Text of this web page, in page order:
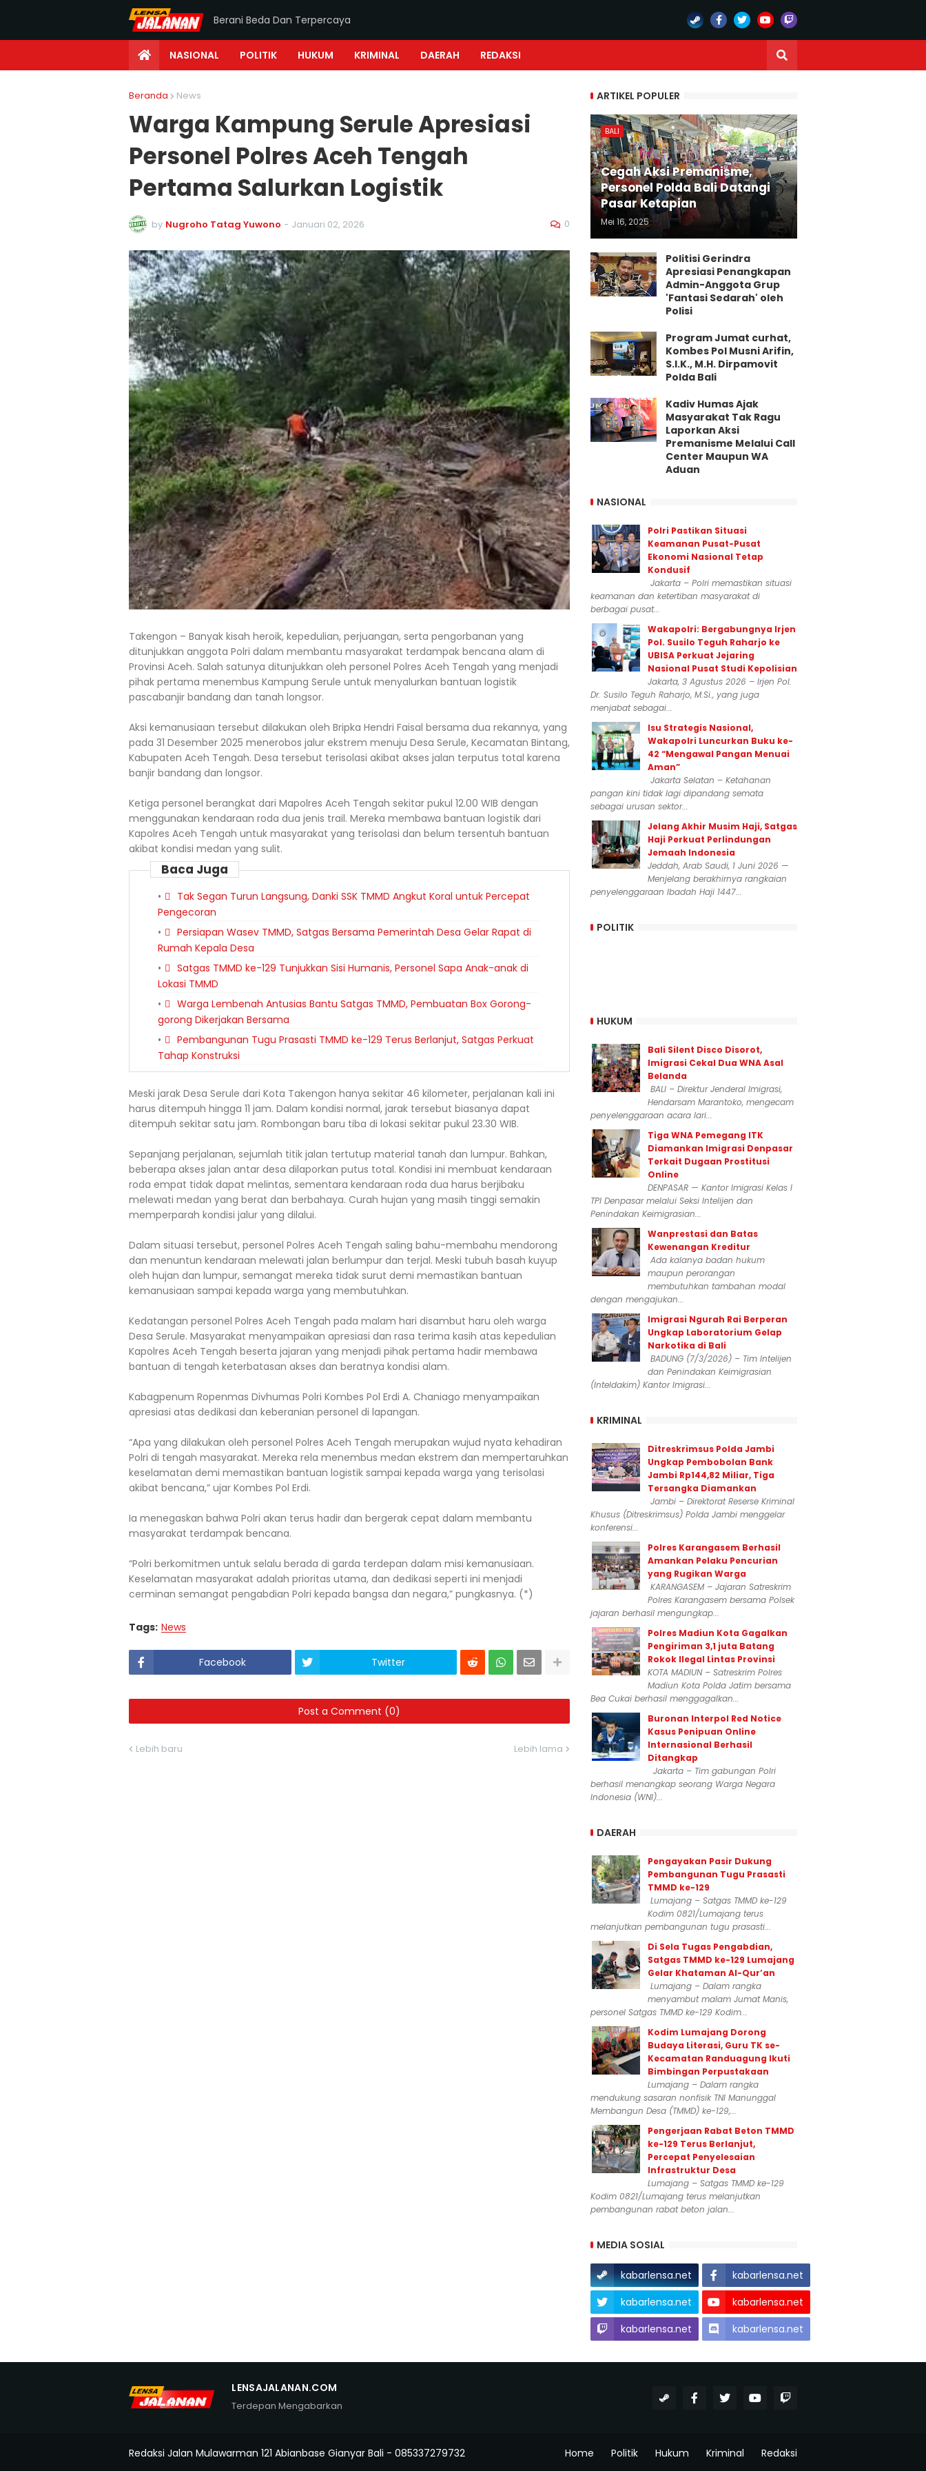
Berani Beda Dan Terpercaya
NASIONAL POLITIK HUKUM KRIMINAL DAERAH REDAKSI
Beranda News
Warga Kampung Serule Apresiasi
Personel Polres Aceh Tengah
Pertama Salurkan Logistik
by Nugroho Tatag Yuwono - Januari 02, 2026 0
Takengon – Banyak kisah heroik, kepedulian, perjuangan, serta pengorbanan yang
ditunjukkan anggota Polri dalam membantu masyarakat terdampak bencana alam di
Provinsi Aceh. Salah satunya ditunjukkan oleh personel Polres Aceh Tengah yang menjadi
pihak pertama menembus Kampung Serule untuk menyalurkan bantuan logistik
pascabanjir bandang dan tanah longsor.
Aksi kemanusiaan tersebut dilakukan oleh Bripka Hendri Faisal bersama dua rekannya, yang
pada 31 Desember 2025 menerobos jalur ekstrem menuju Desa Serule, Kecamatan Bintang,
Kabupaten Aceh Tengah. Desa tersebut terisolasi akibat akses jalan terputus total karena
banjir bandang dan longsor.
Ketiga personel berangkat dari Mapolres Aceh Tengah sekitar pukul 12.00 WIB dengan
menggunakan kendaraan roda dua jenis trail. Mereka membawa bantuan logistik dari
Kapolres Aceh Tengah untuk masyarakat yang terisolasi dan belum tersentuh bantuan
akibat kondisi medan yang sulit.
Baca Juga
Tak Segan Turun Langsung, Danki SSK TMMD Angkut Koral untuk Percepat
Pengecoran
Persiapan Wasev TMMD, Satgas Bersama Pemerintah Desa Gelar Rapat di
Rumah Kepala Desa
Satgas TMMD ke-129 Tunjukkan Sisi Humanis, Personel Sapa Anak-anak di
Lokasi TMMD
Warga Lembenah Antusias Bantu Satgas TMMD, Pembuatan Box Gorong-
gorong Dikerjakan Bersama
Pembangunan Tugu Prasasti TMMD ke-129 Terus Berlanjut, Satgas Perkuat
Tahap Konstruksi
Meski jarak Desa Serule dari Kota Takengon hanya sekitar 46 kilometer, perjalanan kali ini
harus ditempuh hingga 11 jam. Dalam kondisi normal, jarak tersebut biasanya dapat
ditempuh sekitar satu jam. Rombongan baru tiba di lokasi sekitar pukul 23.30 WIB.
Sepanjang perjalanan, sejumlah titik jalan tertutup material tanah dan lumpur. Bahkan,
beberapa akses jalan antar desa dilaporkan putus total. Kondisi ini membuat kendaraan
roda empat tidak dapat melintas, sementara kendaraan roda dua harus berjibaku
melewati medan yang berat dan berbahaya. Curah hujan yang masih tinggi semakin
memperparah kondisi jalur yang dilalui.
Dalam situasi tersebut, personel Polres Aceh Tengah saling bahu-membahu mendorong
dan menuntun kendaraan melewati jalan berlumpur dan terjal. Meski tubuh basah kuyup
oleh hujan dan lumpur, semangat mereka tidak surut demi memastikan bantuan
kemanusiaan sampai kepada warga yang membutuhkan.
Kedatangan personel Polres Aceh Tengah pada malam hari disambut haru oleh warga
Desa Serule. Masyarakat menyampaikan apresiasi dan rasa terima kasih atas kepedulian
Kapolres Aceh Tengah beserta jajaran yang menjadi pihak pertama hadir membawa
bantuan di tengah keterbatasan akses dan beratnya kondisi alam.
Kabagpenum Ropenmas Divhumas Polri Kombes Pol Erdi A. Chaniago menyampaikan
apresiasi atas dedikasi dan keberanian personel di lapangan.
“Apa yang dilakukan oleh personel Polres Aceh Tengah merupakan wujud nyata kehadiran
Polri di tengah masyarakat. Mereka rela menembus medan ekstrem dan mempertaruhkan
keselamatan demi memastikan bantuan logistik sampai kepada warga yang terisolasi
akibat bencana,” ujar Kombes Pol Erdi.
Ia menegaskan bahwa Polri akan terus hadir dan bergerak cepat dalam membantu
masyarakat terdampak bencana.
“Polri berkomitmen untuk selalu berada di garda terdepan dalam misi kemanusiaan.
Keselamatan masyarakat adalah prioritas utama, dan dedikasi seperti ini menjadi
cerminan semangat pengabdian Polri kepada bangsa dan negara,” pungkasnya. (*)
Tags: News
Facebook Twitter
Post a Comment (0)
Lebih baru Lebih lama
ARTIKEL POPULER
BALI
Cegah Aksi Premanisme,
Personel Polda Bali Datangi
Pasar Ketapian
Mei 16, 2025
Politisi Gerindra
Apresiasi Penangkapan
Admin-Anggota Grup
'Fantasi Sedarah' oleh
Polisi
Program Jumat curhat,
Kombes Pol Musni Arifin,
S.I.K., M.H. Dirpamovit
Polda Bali
Kadiv Humas Ajak
Masyarakat Tak Ragu
Laporkan Aksi
Premanisme Melalui Call
Center Maupun WA
Aduan
NASIONAL
Polri Pastikan Situasi
Keamanan Pusat-Pusat
Ekonomi Nasional Tetap
Kondusif
Jakarta – Polri memastikan situasi
keamanan dan ketertiban masyarakat di
berbagai pusat...
Wakapolri: Bergabungnya Irjen
Pol. Susilo Teguh Raharjo ke
UBISA Perkuat Jejaring
Nasional Pusat Studi Kepolisian
Jakarta, 3 Agustus 2026 – Irjen Pol.
Dr. Susilo Teguh Raharjo, M.Si., yang juga
menjabat sebagai...
Isu Strategis Nasional,
Wakapolri Luncurkan Buku ke-
42 “Mengawal Pangan Menuai
Aman”
Jakarta Selatan – Ketahanan
pangan kini tidak lagi dipandang semata
sebagai urusan sektor...
Jelang Akhir Musim Haji, Satgas
Haji Perkuat Perlindungan
Jemaah Indonesia
Jeddah, Arab Saudi, 1 Juni 2026 —
Menjelang berakhirnya rangkaian
penyelenggaraan Ibadah Haji 1447...
POLITIK
HUKUM
Bali Silent Disco Disorot,
Imigrasi Cekal Dua WNA Asal
Belanda
BALI – Direktur Jenderal Imigrasi,
Hendarsam Marantoko, mengecam
penyelenggaraan acara lari...
Tiga WNA Pemegang ITK
Diamankan Imigrasi Denpasar
Terkait Dugaan Prostitusi
Online
DENPASAR — Kantor Imigrasi Kelas I
TPI Denpasar melalui Seksi Intelijen dan
Penindakan Keimigrasian...
Wanprestasi dan Batas
Kewenangan Kreditur
Ada kalanya badan hukum
maupun perorangan
membutuhkan tambahan modal
dengan mengajukan...
Imigrasi Ngurah Rai Berperan
Ungkap Laboratorium Gelap
Narkotika di Bali
BADUNG (7/3/2026) – Tim Intelijen
dan Penindakan Keimigrasian
(Inteldakim) Kantor Imigrasi...
KRIMINAL
Ditreskrimsus Polda Jambi
Ungkap Pembobolan Bank
Jambi Rp144,82 Miliar, Tiga
Tersangka Diamankan
Jambi – Direktorat Reserse Kriminal
Khusus (Ditreskrimsus) Polda Jambi menggelar
konferensi...
Polres Karangasem Berhasil
Amankan Pelaku Pencurian
yang Rugikan Warga
KARANGASEM – Jajaran Satreskrim
Polres Karangasem bersama Polsek
jajaran berhasil mengungkap...
Polres Madiun Kota Gagalkan
Pengiriman 3,1 juta Batang
Rokok Ilegal Lintas Provinsi
KOTA MADIUN – Satreskrim Polres
Madiun Kota Polda Jatim bersama
Bea Cukai berhasil menggagalkan...
Buronan Interpol Red Notice
Kasus Penipuan Online
Internasional Berhasil
Ditangkap
Jakarta – Tim gabungan Polri
berhasil menangkap seorang Warga Negara
Indonesia (WNI)...
DAERAH
Pengayakan Pasir Dukung
Pembangunan Tugu Prasasti
TMMD ke-129
Lumajang – Satgas TMMD ke-129
Kodim 0821/Lumajang terus
melanjutkan pembangunan tugu prasasti...
Di Sela Tugas Pengabdian,
Satgas TMMD ke-129 Lumajang
Gelar Khataman Al-Qur’an
Lumajang – Dalam rangka
menyambut malam Jumat Manis,
personel Satgas TMMD ke-129 Kodim...
Kodim Lumajang Dorong
Budaya Literasi, Guru TK se-
Kecamatan Randuagung Ikuti
Bimbingan Perpustakaan
Lumajang – Dalam rangka
mendukung sasaran nonfisik TNI Manunggal
Membangun Desa (TMMD) ke-129,...
Pengerjaan Rabat Beton TMMD
ke-129 Terus Berlanjut,
Percepat Penyelesaian
Infrastruktur Desa
Lumajang – Satgas TMMD ke-129
Kodim 0821/Lumajang terus melanjutkan
pembangunan rabat beton jalan...
MEDIA SOSIAL
kabarlensa.net
kabarlensa.net
kabarlensa.net
kabarlensa.net
kabarlensa.net
kabarlensa.net
LENSAJALANAN.COM
Terdepan Mengabarkan
Redaksi Jalan Mulawarman 121 Abianbase Gianyar Bali - 085337279732 Home Politik Hukum Kriminal Redaksi